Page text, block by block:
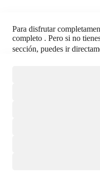
Para disfrutar
completo . Pero si no
sección, puedes ir